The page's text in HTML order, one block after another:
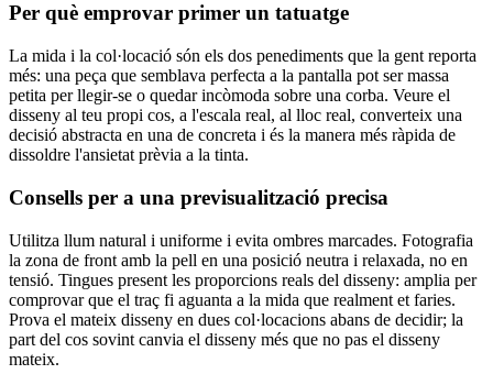
Per què emprovar primer un tatuatge
La mida i la col·locació són els dos penediments que la gent reporta
més: una peça que semblava perfecta a la pantalla pot ser massa
petita per llegir-se o quedar incòmoda sobre una corba. Veure el
disseny al teu propi cos, a l'escala real, al lloc real, converteix una
decisió abstracta en una de concreta i és la manera més ràpida de
dissoldre l'ansietat prèvia a la tinta.
Consells per a una previsualització precisa
Utilitza llum natural i uniforme i evita ombres marcades. Fotografia
la zona de front amb la pell en una posició neutra i relaxada, no en
tensió. Tingues present les proporcions reals del disseny: amplia per
comprovar que el traç fi aguanta a la mida que realment et faries.
Prova el mateix disseny en dues col·locacions abans de decidir; la
part del cos sovint canvia el disseny més que no pas el disseny
mateix.